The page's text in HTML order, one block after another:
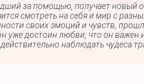
за помощью, получает новый
смотреть на себя и мир с
своих эмоций и чувств,
уже достоин любви, что он важен
наблюдать чудеса